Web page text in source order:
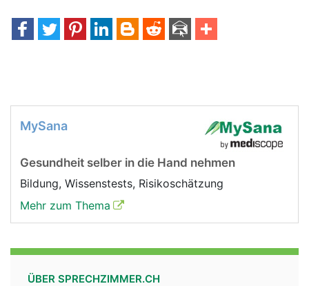
MySana
Gesundheit selber in die Hand nehmen
Bildung, Wissenstests, Risikoschätzung
Mehr zum Thema
ÜBER SPRECHZIMMER.CH